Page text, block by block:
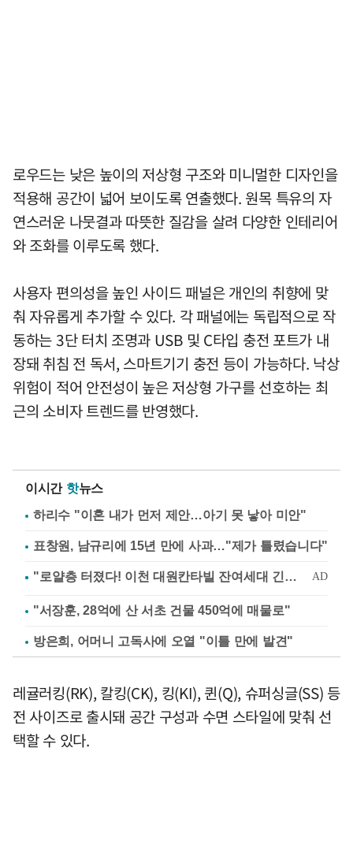
로우드는 낮은 높이의 저상형 구조와 미니멀한 디자인을
적용해 공간이 넓어 보이도록 연출했다. 원목 특유의 자
연스러운 나뭇결과 따뜻한 질감을 살려 다양한 인테리어
와 조화를 이루도록 했다.
사용자 편의성을 높인 사이드 패널은 개인의 취향에 맞
춰 자유롭게 추가할 수 있다. 각 패널에는 독립적으로 작
동하는 3단 터치 조명과 USB 및 C타입 충전 포트가 내
장돼 취침 전 독서, 스마트기기 충전 등이 가능하다. 낙상
위험이 적어 안전성이 높은 저상형 가구를 선호하는 최
근의 소비자 트렌드를 반영했다.
이시간 핫뉴스
하리수 "이혼 내가 먼저 제안…아기 못 낳아 미안"
표창원, 남규리에 15년 만에 사과…"제가 틀렸습니다"
"서장훈, 28억에 산 서초 건물 450억에 매물로"
방은희, 어머니 고독사에 오열 "이틀 만에 발견"
레귤러킹(RK), 칼킹(CK), 킹(KI), 퀸(Q), 슈퍼싱글(SS) 등
전 사이즈로 출시돼 공간 구성과 수면 스타일에 맞춰 선
택할 수 있다.